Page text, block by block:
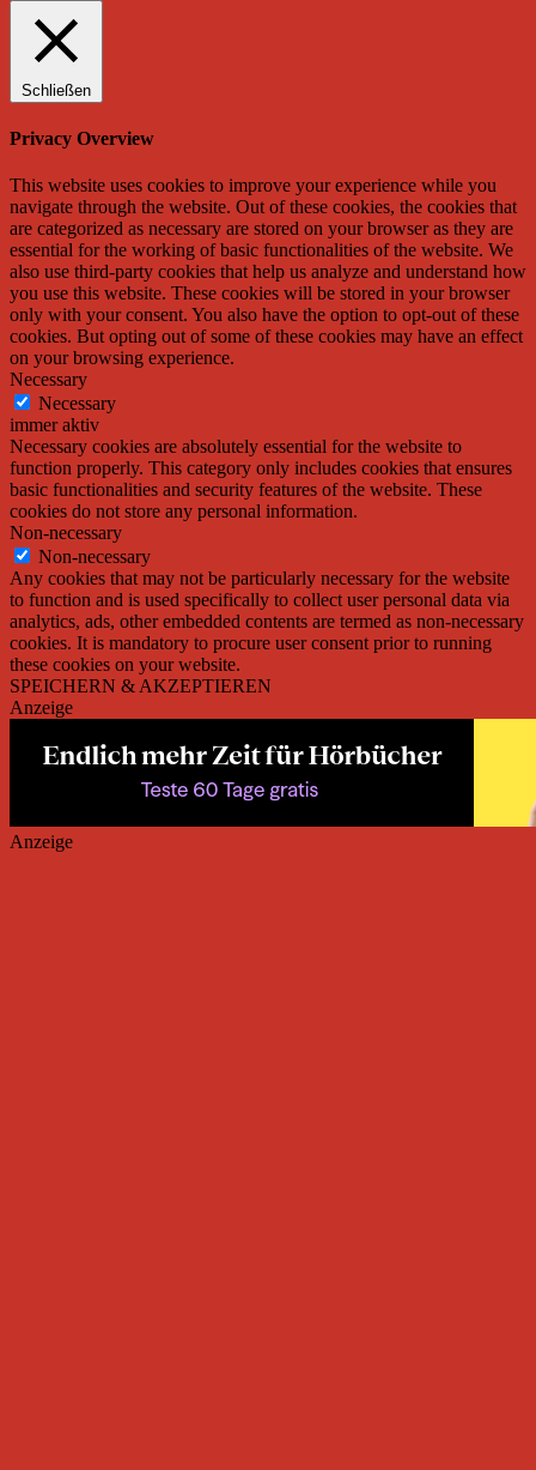
Schließen
Privacy Overview
This website uses cookies to improve your experience while you
navigate through the website. Out of these cookies, the cookies that
are categorized as necessary are stored on your browser as they are
essential for the working of basic functionalities of the website. We
also use third-party cookies that help us analyze and understand how
you use this website. These cookies will be stored in your browser
only with your consent. You also have the option to opt-out of these
cookies. But opting out of some of these cookies may have an effect
on your browsing experience.
Necessary
Necessary
immer aktiv
Necessary cookies are absolutely essential for the website to
function properly. This category only includes cookies that ensures
basic functionalities and security features of the website. These
cookies do not store any personal information.
Non-necessary
Non-necessary
Any cookies that may not be particularly necessary for the website
to function and is used specifically to collect user personal data via
analytics, ads, other embedded contents are termed as non-necessary
cookies. It is mandatory to procure user consent prior to running
these cookies on your website.
SPEICHERN & AKZEPTIEREN
Anzeige
Anzeige